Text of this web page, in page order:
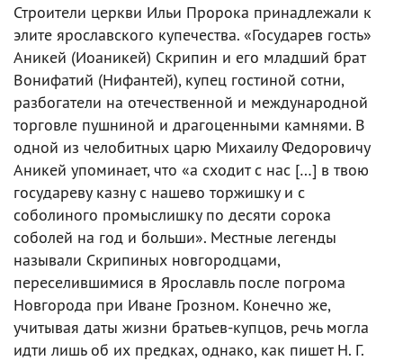
Строители церкви Ильи Пророка принадлежали к
элите ярославского купечества. «Государев гость»
Аникей (Иоаникей) Скрипин и его младший брат
Вонифатий (Нифантей), купец гостиной сотни,
разбогатели на отечественной и международной
торговле пушниной и драгоценными камнями. В
одной из челобитных царю Михаилу Федоровичу
Аникей упоминает, что «а сходит с нас […] в твою
государеву казну с нашево торжишку и с
соболиного промыслишку по десяти сорока
соболей на год и больши». Местные легенды
называли Скрипиных новгородцами,
переселившимися в Ярославль после погрома
Новгорода при Иване Грозном. Конечно же,
учитывая даты жизни братьев-купцов, речь могла
идти лишь об их предках, однако, как пишет Н. Г.